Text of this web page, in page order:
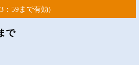
：59まで有効)
で